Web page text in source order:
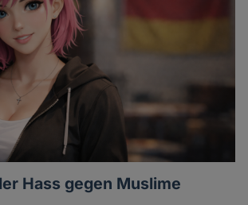
Hass gegen Muslime